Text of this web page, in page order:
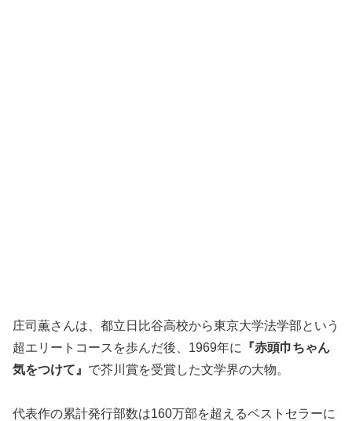
庄司薫さんは、都立日比谷高校から東京大学法学部という
超エリートコースを歩んだ後、1969年に
『赤頭巾ちゃん
気をつけて』 で芥川賞を受賞した文学界の大物。
代表作の累計発行部数は160万部を超えるベストセラーに